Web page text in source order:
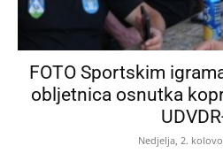
FOTO Sportskim
obljetnica osnutka
Nedjelja, 2.